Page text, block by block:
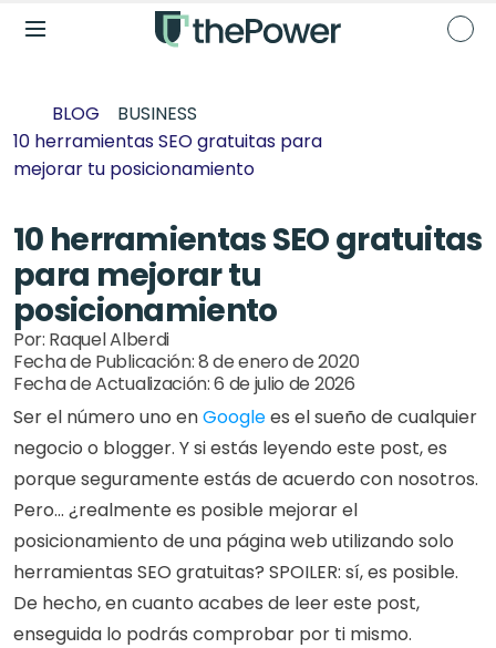
BLOG
BUSINESS
10 herramientas SEO gratuitas para
mejorar tu posicionamiento
10 herramientas SEO gratuitas
para mejorar tu
posicionamiento
Por: Raquel Alberdi
Fecha de Publicación: 8 de enero de 2020
Fecha de Actualización: 6 de julio de 2026
Ser el número uno en Google es el sueño de cualquier
negocio o blogger. Y si estás leyendo este post, es
porque seguramente estás de acuerdo con nosotros.
Pero... ¿realmente es posible mejorar el
posicionamiento de una página web utilizando solo
herramientas SEO gratuitas? SPOILER: sí, es posible.
De hecho, en cuanto acabes de leer este post,
enseguida lo podrás comprobar por ti mismo.